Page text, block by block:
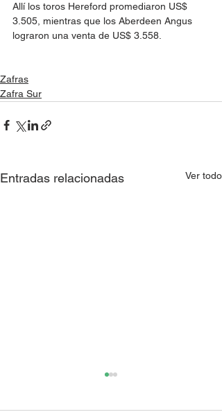
Allí los toros Hereford promediaron US$
3.505, mientras que los Aberdeen Angus
lograron una venta de US$ 3.558.
Zafras
Zafra Sur
Entradas relacionadas Ver todo